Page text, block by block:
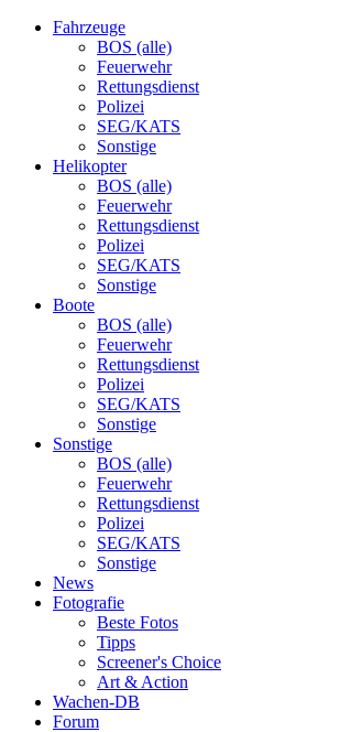
Fahrzeuge
BOS (alle)
Feuerwehr
Rettungsdienst
Polizei
SEG/KATS
Sonstige
Helikopter
BOS (alle)
Feuerwehr
Rettungsdienst
Polizei
SEG/KATS
Sonstige
Boote
BOS (alle)
Feuerwehr
Rettungsdienst
Polizei
SEG/KATS
Sonstige
Sonstige
BOS (alle)
Feuerwehr
Rettungsdienst
Polizei
SEG/KATS
Sonstige
News
Fotografie
Beste Fotos
Tipps
Screener's Choice
Art & Action
Wachen-DB
Forum